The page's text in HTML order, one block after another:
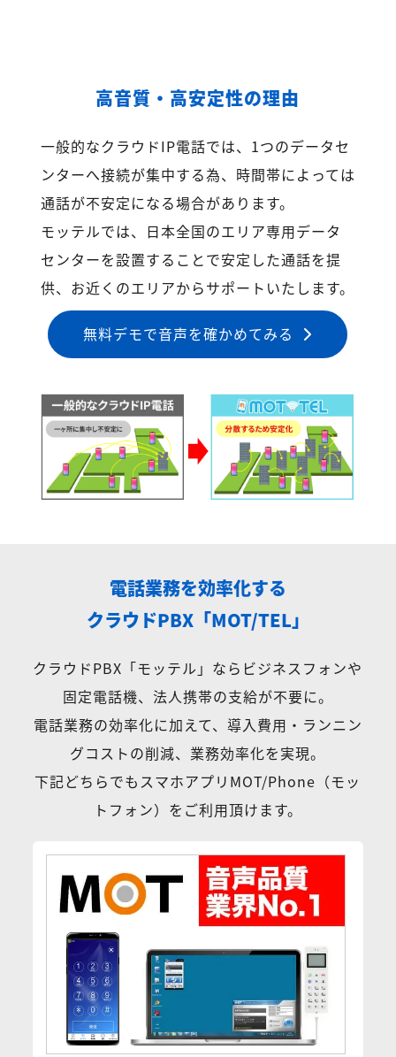
高音質・高安定性の理由
一般的なクラウドIP電話では、1つのデータセ
ンターへ接続が集中する為、時間帯によっては
通話が不安定になる場合があります。
モッテルでは、日本全国のエリア専用データ
センターを設置することで安定した通話を提
供、お近くのエリアからサポートいたします。
無料デモで音声を確かめてみる
電話業務を効率化する
クラウドPBX「MOT/TEL」
クラウドPBX「モッテル」ならビジネスフォンや
固定電話機、法人携帯の支給が不要に。
電話業務の効率化に加えて、導入費用・ランニン
グコストの削減、業務効率化を実現。
下記どちらでもスマホアプリMOT/Phone（モッ
トフォン）をご利用頂けます。